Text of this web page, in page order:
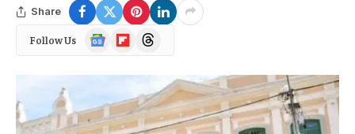
Share
Follow Us
Google
News
FlipboardThreads